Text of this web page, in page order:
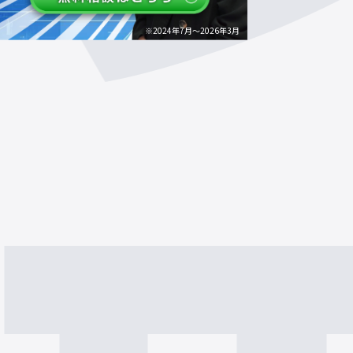
※2024年7月～2026年3月